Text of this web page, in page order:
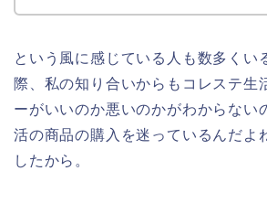
という風に感じている人も数多くい
際、私の知り合いからもコレステ生
ーがいいのか悪いのかがわからない
活の商品の購入を迷っているんだよ
したから。